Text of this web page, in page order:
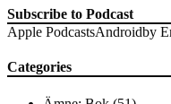
Subscribe to Podcast
Apple PodcastsAndroidby
Categories